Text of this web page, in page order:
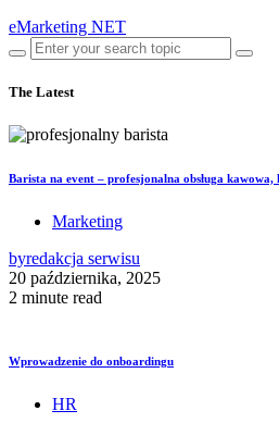
eMarketing NET
The Latest
Barista na event – profesjonalna obsługa
Marketing
byredakcja serwisu
20 października, 2025
2 minute read
Wprowadzenie do onboardingu
HR